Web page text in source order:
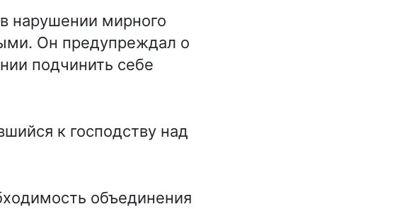
нарушении мирного
Он предупреждал о
подчинить себе
к господству над
объединения